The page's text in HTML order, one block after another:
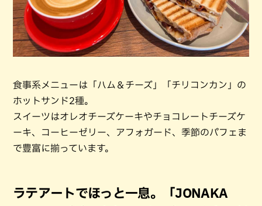
食事系メニューは「ハム＆チーズ」「チリコンカン」の
ホットサンド2種。
スイーツはオレオチーズケーキやチョコレートチーズケ
ーキ、コーヒーゼリー、アフォガード、季節のパフェま
で豊富に揃っています。
ラテアートでほっと一息。「JONAKA